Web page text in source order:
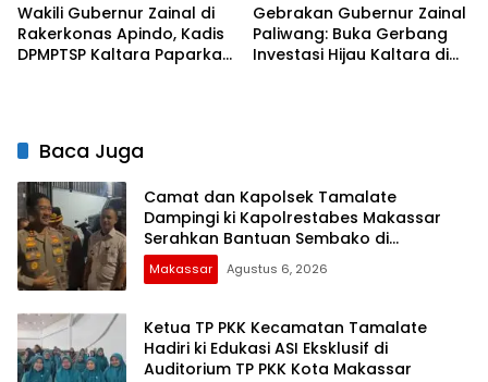
Wakili Gubernur Zainal di
Rakerkonas Apindo, Kadis
DPMPTSP Kaltara Paparkan
Gebrakan Gubernur Zainal
Paliwang: Buka Gerbang
Investasi Hijau Kaltara di
Baca Juga
Camat dan Kapolsek Tamalate
Dampingi ki Kapolrestabes Makassar
Serahkan Bantuan Sembako di
Bontoduri
Makassar Agustus 6, 2026
Ketua TP PKK Kecamatan Tamalate
Hadiri ki Edukasi ASI Eksklusif di
Auditorium TP PKK Kota Makassar